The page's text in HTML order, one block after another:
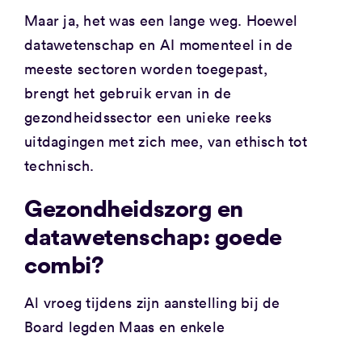
Maar ja, het was een lange weg. Hoewel
datawetenschap en AI momenteel in de
meeste sectoren worden toegepast,
brengt het gebruik ervan in de
gezondheidssector een unieke reeks
uitdagingen met zich mee, van ethisch tot
technisch.
Gezondheidszorg en
datawetenschap: goede
combi?
Al vroeg tijdens zijn aanstelling bij de
Board legden Maas en enkele